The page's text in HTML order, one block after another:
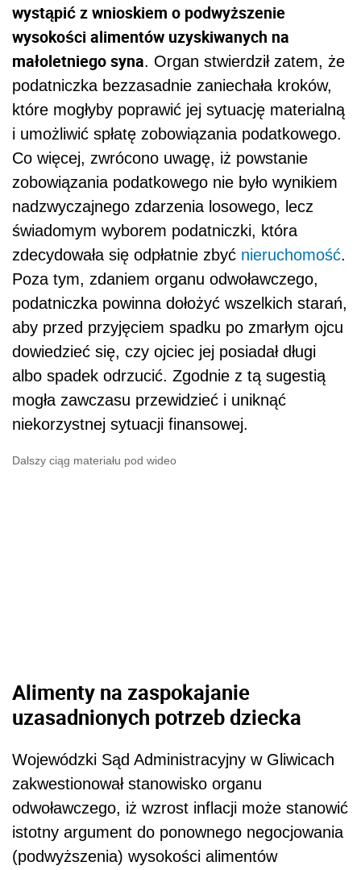
wystąpić z wnioskiem o podwyższenie
wysokości alimentów uzyskiwanych na
małoletniego syna. Organ stwierdził zatem, że
podatniczka bezzasadnie zaniechała kroków,
które mogłyby poprawić jej sytuację materialną
i umożliwić spłatę zobowiązania podatkowego.
Co więcej, zwrócono uwagę, iż powstanie
zobowiązania podatkowego nie było wynikiem
nadzwyczajnego zdarzenia losowego, lecz
świadomym wyborem podatniczki, która
zdecydowała się odpłatnie zbyć nieruchomość.
Poza tym, zdaniem organu odwoławczego,
podatniczka powinna dołożyć wszelkich starań,
aby przed przyjęciem spadku po zmarłym ojcu
dowiedzieć się, czy ojciec jej posiadał długi
albo spadek odrzucić. Zgodnie z tą sugestią
mogła zawczasu przewidzieć i uniknąć
niekorzystnej sytuacji finansowej.
Dalszy ciąg materiału pod wideo
Alimenty na zaspokajanie
uzasadnionych potrzeb dziecka
Wojewódzki Sąd Administracyjny w Gliwicach
zakwestionował stanowisko organu
odwoławczego, iż wzrost inflacji może stanowić
istotny argument do ponownego negocjowania
(podwyższenia) wysokości alimentów